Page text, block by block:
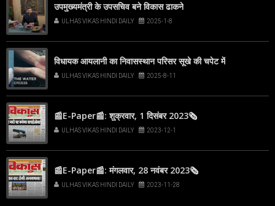
उपमुख्यमंत्री के उपसचिव बने विकास ढाकने
ULHAS VIKAS HINDI DAILY 2025-1-8
विधायक आयलानी का निवासस्थान परिसर सूखे की चपेट में
ULHAS VIKAS HINDI DAILY 2025-8-11
📰E-Paper📰: शुक्रवार, 1 दिसंबर 2023🗞
ULHAS VIKAS HINDI DAILY 2023-12-1
📰E-Paper📰: मंगलवार, 28 नवंबर 2023🗞
ULHAS VIKAS HINDI DAILY 2023-11-28